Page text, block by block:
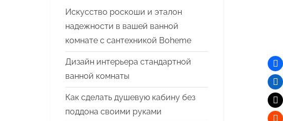
Искусство роскоши и эталон
надежности в вашей ванной
комнате с сантехникой Boheme
Дизайн интерьера стандартной
ванной комнаты
Как сделать душевую кабину без
поддона своими руками